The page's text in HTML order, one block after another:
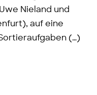
Nieland und
auf eine
(…)